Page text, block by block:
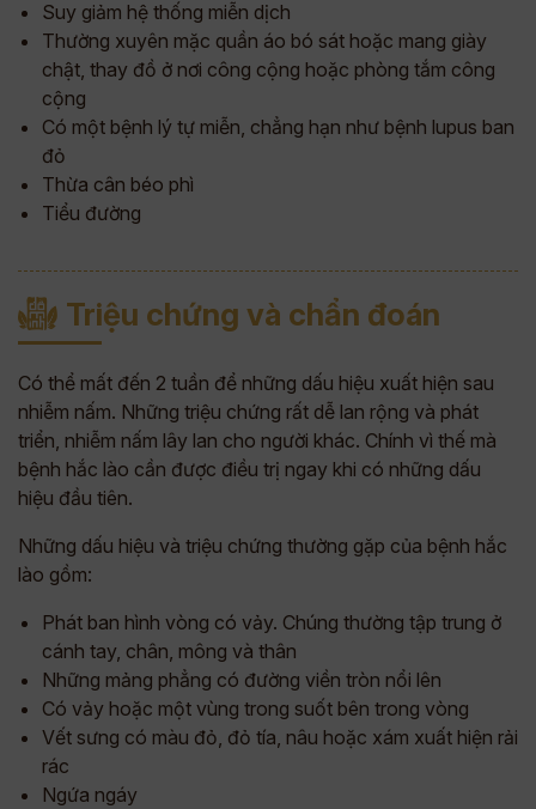
Suy giảm hệ thống miễn dịch
Thường xuyên mặc quần áo bó sát hoặc mang giày
chật, thay đồ ở nơi công cộng hoặc phòng tắm công
cộng
Có một bệnh lý tự miễn, chẳng hạn như bệnh lupus ban
đỏ
Thừa cân béo phì
Tiểu đường
Triệu chứng và chẩn đoán
Có thể mất đến 2 tuần để những dấu hiệu xuất hiện sau
nhiễm nấm. Những triệu chứng rất dễ lan rộng và phát
triển, nhiễm nấm lây lan cho người khác. Chính vì thế mà
bệnh hắc lào cần được điều trị ngay khi có những dấu
hiệu đầu tiên.
Những dấu hiệu và triệu chứng thường gặp của bệnh hắc
lào gồm:
Phát ban hình vòng có vảy. Chúng thường tập trung ở
cánh tay, chân, mông và thân
Những mảng phẳng có đường viền tròn nổi lên
Có vảy hoặc một vùng trong suốt bên trong vòng
Vết sưng có màu đỏ, đỏ tía, nâu hoặc xám xuất hiện rải
rác
Ngứa ngáy